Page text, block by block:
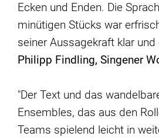
Ecken und Enden. Die
minütigen Stücks war
seiner Aussagekraft klar und
Philipp Findling, Singener
"Der Text und das
Ensembles, das aus den
Teams spielend leicht in